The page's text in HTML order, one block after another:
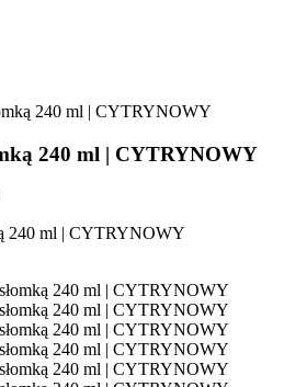
240 ml | CYTRYNOWY
240 ml | CYTRYNOWY